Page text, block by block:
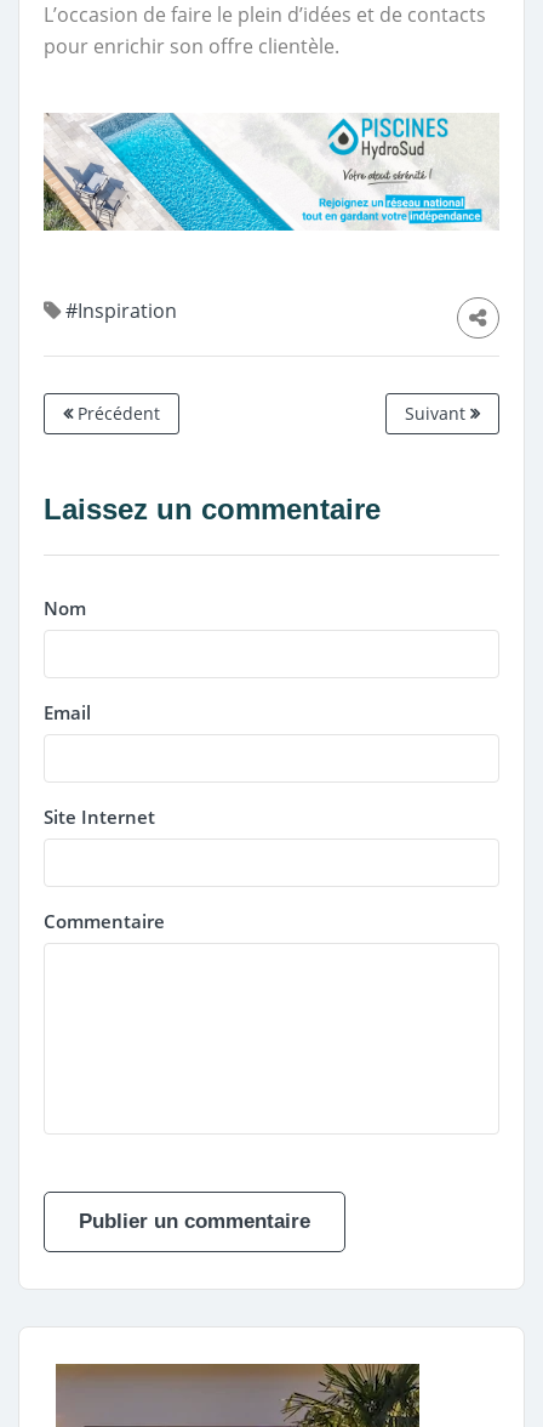
L’occasion de faire le plein d’idées et de contacts
pour enrichir son offre clientèle.
#Inspiration
Précédent Suivant
Laissez un commentaire
Nom
Email
Site Internet
Commentaire